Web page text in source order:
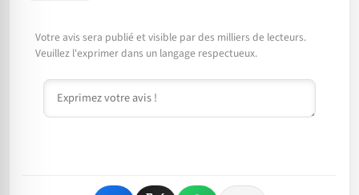
Votre avis sera publié et visible par des milliers de lecteurs.
Veuillez l'exprimer dans un langage respectueux.
Commentaire